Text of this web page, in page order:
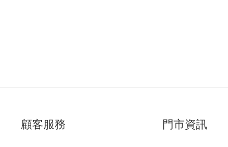
顧客服務 門市資訊